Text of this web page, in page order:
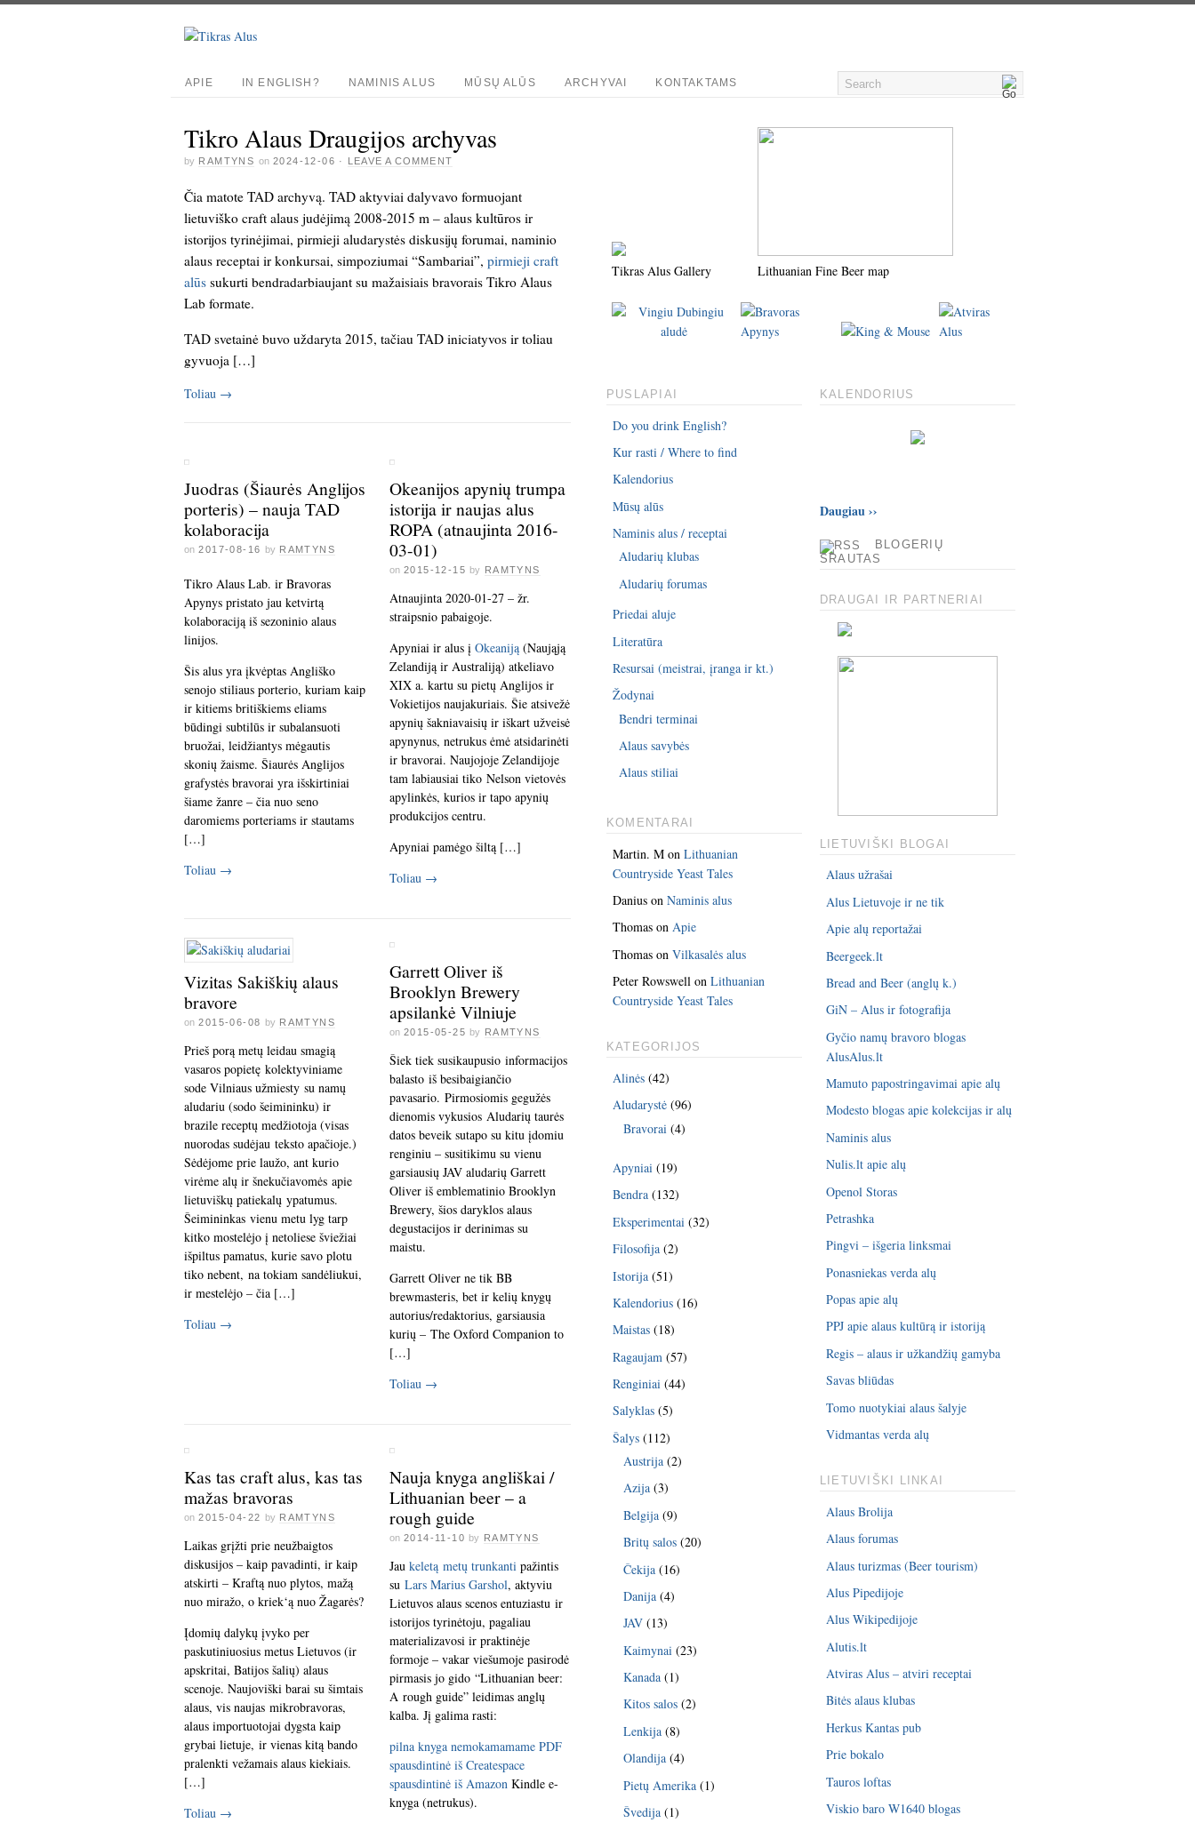
APIE IN ENGLISH? NAMINIS ALUS MŪSŲ ALŪS ARCHYVAI KONTAKTAMS
Tikro Alaus Draugijos archyvas
by RAMTYNS on 2024-12-06 · LEAVE A COMMENT
Čia matote TAD archyvą. TAD aktyviai dalyvavo formuojant
lietuviško craft alaus judėjimą 2008-2015 m – alaus kultūros ir
istorijos tyrinėjimai, pirmieji aludarystės diskusijų forumai, naminio
alaus receptai ir konkursai, simpoziumai “Sambariai”, pirmieji craft
alūs sukurti bendradarbiaujant su mažaisiais bravorais Tikro Alaus
Lab formate.
TAD svetainė buvo uždaryta 2015, tačiau TAD iniciatyvos ir toliau
gyvuoja […]
Toliau →
Juodras (Šiaurės Anglijos
porteris) – nauja TAD
kolaboracija
on 2017-08-16 by RAMTYNS
Tikro Alaus Lab. ir Bravoras
Apynys pristato jau ketvirtą
kolaboraciją iš sezoninio alaus
linijos.
Šis alus yra įkvėptas Angliško
senojo stiliaus porterio, kuriam kaip
ir kitiems britiškiems eliams
būdingi subtilūs ir subalansuoti
bruožai, leidžiantys mėgautis
skonių žaisme. Šiaurės Anglijos
grafystės bravorai yra išskirtiniai
šiame žanre – čia nuo seno
daromiems porteriams ir stautams
[…]
Toliau →
Okeanijos apynių trumpa
istorija ir naujas alus
ROPA (atnaujinta 2016-
03-01)
on 2015-12-15 by RAMTYNS
Atnaujinta 2020-01-27 – žr.
straipsnio pabaigoje.
Apyniai ir alus į Okeaniją(Naująją
Zelandiją ir Australiją) atkeliavo
XIX a. kartu su pietų Anglijos ir
Vokietijos naujakuriais. Šie atsivežė
apynių šakniavaisių ir iškart užveisė
apynynus, netrukus ėmė atsidarinėti
ir bravorai. Naujojoje Zelandijoje
tam labiausiai tiko Nelson vietovės
apylinkės, kurios ir tapo apynių
produkcijos centru.
Apyniai pamėgo šiltą […]
Toliau →
Vizitas Sakiškių alaus
bravore
on 2015-06-08 by RAMTYNS
Prieš porą metų leidau smagią
vasaros popietę kolektyviniame
sode Vilniaus užmiesty su namų
aludariu (sodo šeimininku) ir
brazile receptų medžiotoja (visas
nuorodas sudėjau teksto apačioje.)
Sėdėjome prie laužo, ant kurio
virėme alų ir šnekučiavomės apie
lietuviškų patiekalų ypatumus.
Šeimininkas vienu metu lyg tarp
kitko mostelėjo į netoliese šviežiai
išpiltus pamatus, kurie savo plotu
tiko nebent, na tokiam sandėliukui,
ir mestelėjo – čia […]
Toliau →
Garrett Oliver iš
Brooklyn Brewery
apsilankė Vilniuje
on 2015-05-25 by RAMTYNS
Šiek tiek susikaupusio informacijos
balasto iš besibaigiančio
pavasario. Pirmosiomis gegužės
dienomis vykusios Aludarių taurės
datos beveik sutapo su kitu įdomiu
renginiu – susitikimu su vienu
garsiausių JAV aludarių Garrett
Oliver iš emblematinio Brooklyn
Brewery, šios daryklos alaus
degustacijos ir derinimas su
maistu.
Garrett Oliver ne tik BB
brewmasteris, bet ir kelių knygų
autorius/redaktorius, garsiausia
kurių – The Oxford Companion to
[…]
Toliau →
Kas tas craft alus, kas tas
mažas bravoras
on 2015-04-22 by RAMTYNS
Laikas grįžti prie neužbaigtos
diskusijos – kaip pavadinti, ir kaip
atskirti – Kraftą nuo plytos, mažą
nuo miražo, o kriek‘ą nuo Žagarės?
Įdomių dalykų įvyko per
paskutiniuosius metus Lietuvos (ir
apskritai, Batijos šalių) alaus
scenoje. Naujoviški barai su šimtais
alaus, vis naujas mikrobravoras,
alaus importuotojai dygsta kaip
grybai lietuje, ir vienas kitą bando
pralenkti vežamais alaus kiekiais.
[…]
Toliau →
Nauja knyga angliškai /
Lithuanian beer – a
rough guide
on 2014-11-10 by RAMTYNS
Jau keletą metų trunkanti pažintis
su Lars Marius Garshol, aktyviu
Lietuvos alaus scenos entuziastu ir
istorijos tyrinėtoju, pagaliau
materializavosi ir praktinėje
formoje – vakar viešumoje pasirodė
pirmasis jo gido “Lithuanian beer:
A rough guide” leidimas anglų
kalba. Jį galima rasti:
pilna knyga nemokamamame PDF
spausdintinė iš Createspace
spausdintinė iš AmazonKindle e-
knyga (netrukus).
Tikras Alus Gallery Lithuanian Fine Beer map
PUSLAPIAI
Do you drink English?
Kur rasti / Where to find
Kalendorius
Mūsų alūs
Naminis alus / receptai
Aludarių klubas
Aludarių forumas
Priedai aluje
Literatūra
Resursai (meistrai, įranga ir kt.)
Žodynai
Bendri terminai
Alaus savybės
Alaus stiliai
KOMENTARAI
Martin. M onLithuanian
Countryside Yeast Tales
Danius onNaminis alus
Thomas onApie
Thomas onVilkasalės alus
Peter Rowswell onLithuanian
Countryside Yeast Tales
KATEGORIJOS
Alinės (42)
Aludarystė (96)
Bravorai (4)
Apyniai (19)
Bendra (132)
Eksperimentai (32)
Filosofija (2)
Istorija (51)
Kalendorius (16)
Maistas (18)
Ragaujam (57)
Renginiai (44)
Salyklas (5)
Šalys (112)
Austrija (2)
Azija (3)
Belgija (9)
Britų salos (20)
Čekija (16)
Danija (4)
JAV (13)
Kaimynai (23)
Kanada (1)
Kitos salos (2)
Lenkija (8)
Olandija (4)
Pietų Amerika (1)
Švedija (1)
KALENDORIUS
Daugiau››
BLOGERIŲ
SRAUTAS
DRAUGAI IR PARTNERIAI
LIETUVIŠKI BLOGAI
Alaus užrašai
Alus Lietuvoje ir ne tik
Apie alų reportažai
Beergeek.lt
Bread and Beer (anglų k.)
GiN – Alus ir fotografija
Gyčio namų bravoro blogas
AlusAlus.lt
Mamuto papostringavimai apie alų
Modesto blogas apie kolekcijas ir alų
Naminis alus
Nulis.lt apie alų
Openol Storas
Petrashka
Pingvi – išgeria linksmai
Ponasniekas verda alų
Popas apie alų
PPJ apie alaus kultūrą ir istoriją
Regis – alaus ir užkandžių gamyba
Savas bliūdas
Tomo nuotykiai alaus šalyje
Vidmantas verda alų
LIETUVIŠKI LINKAI
Alaus Brolija
Alaus forumas
Alaus turizmas (Beer tourism)
Alus Pipedijoje
Alus Wikipedijoje
Alutis.lt
Atviras Alus – atviri receptai
Bitės alaus klubas
Herkus Kantas pub
Prie bokalo
Tauros loftas
Viskio baro W1640 blogas